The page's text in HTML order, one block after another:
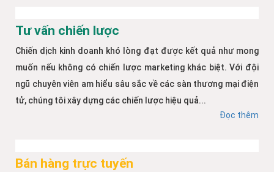
Tư vấn chiến lược
Chiến dịch kinh doanh khó lòng đạt được kết quả như mong
muốn nếu không có chiến lược marketing khác biệt. Với đội
ngũ chuyên viên am hiểu sâu sắc về các sàn thương mại điện
tử, chúng tôi xây dựng các chiến lược hiệu quả...
Đọc thêm
Bán hàng trực tuyến